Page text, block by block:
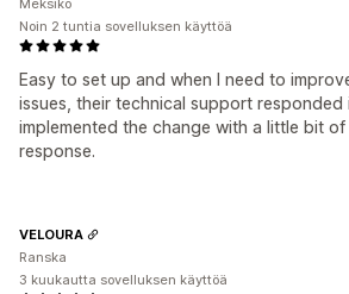
Easy to set up and when I need to
issues, their technical support responded
implemented the change with a little bit
response.
Meksiko
Noin 2 tuntia sovelluksen käyttöä
VELOURA
Ranska
3 kuukautta sovelluksen käyttöä